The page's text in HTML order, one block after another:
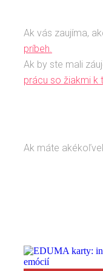
Ak vás zaujíma,
príbeh.
Ak by ste mali
prácu so žiakmi k
Ak máte